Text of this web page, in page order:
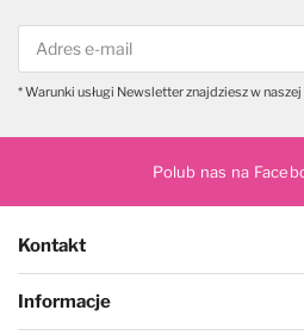
* Warunki usługi Newsletter znajdziesz w naszej
Polub nas na
Kontakt
Informacje